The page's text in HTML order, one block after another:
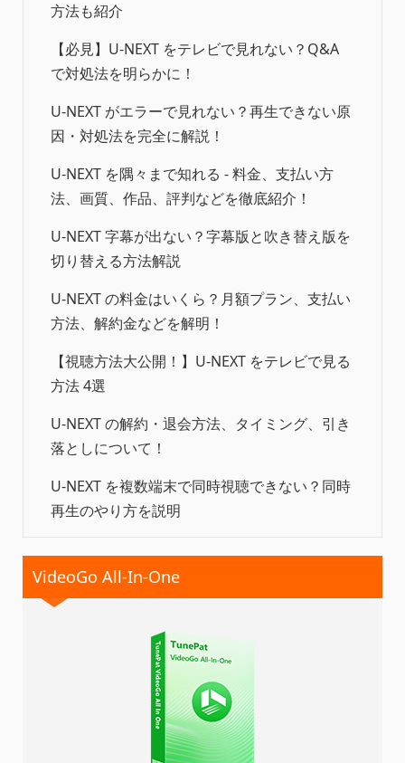
方法も紹介
【必見】U-NEXT をテレビで見れない？Q&A
で対処法を明らかに！
U-NEXT がエラーで見れない？再生できない原
因・対処法を完全に解説！
U-NEXT を隅々まで知れる ‐ 料金、支払い方
法、画質、作品、評判などを徹底紹介！
U-NEXT 字幕が出ない？字幕版と吹き替え版を
切り替える方法解説
U-NEXT の料金はいくら？月額プラン、支払い
方法、解約金などを解明！
【視聴方法大公開！】U-NEXT をテレビで見る
方法 4選
U-NEXT の解約・退会方法、タイミング、引き
落としについて！
U-NEXT を複数端末で同時視聴できない？同時
再生のやり方を説明
VideoGo All-In-One